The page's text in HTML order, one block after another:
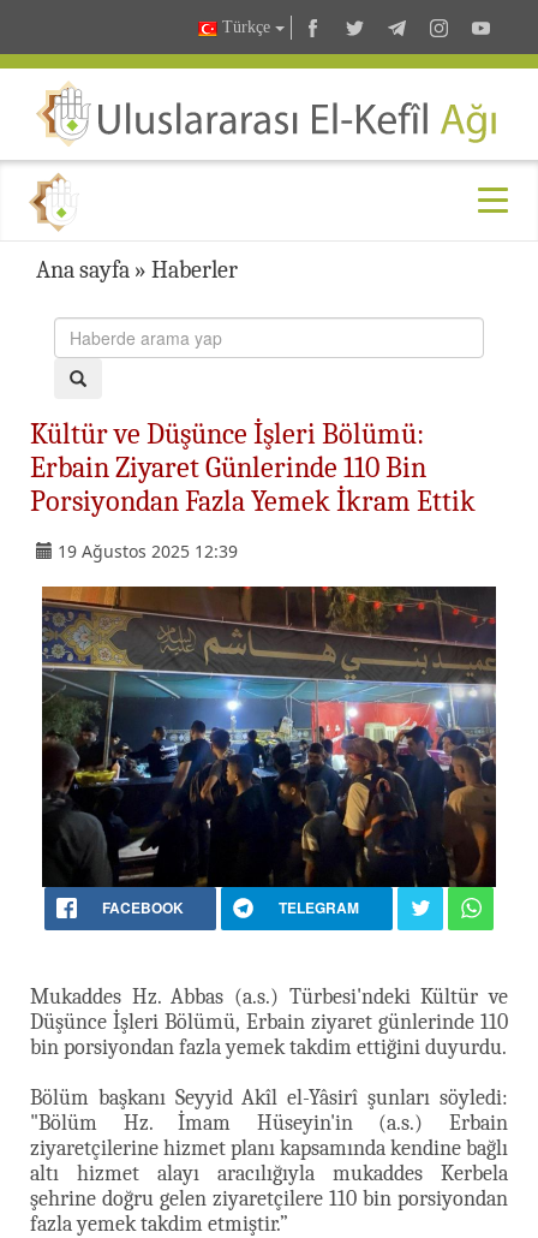
Türkçe
Ana sayfa » Haberler
Kültür ve Düşünce İşleri Bölümü:
Erbain Ziyaret Günlerinde 110 Bin
Porsiyondan Fazla Yemek İkram Ettik
19 Ağustos 2025 12:39
FACEBOOK TELEGRAM
Mukaddes Hz. Abbas (a.s.) Türbesi'ndeki Kültür ve
Düşünce İşleri Bölümü, Erbain ziyaret günlerinde 110
bin porsiyondan fazla yemek takdim ettiğini duyurdu.
Bölüm başkanı Seyyid Akîl el-Yâsirî şunları söyledi:
"Bölüm Hz. İmam Hüseyin'in (a.s.) Erbain
ziyaretçilerine hizmet planı kapsamında kendine bağlı
altı hizmet alayı aracılığıyla mukaddes Kerbela
şehrine doğru gelen ziyaretçilere 110 bin porsiyondan
fazla yemek takdim etmiştir.”